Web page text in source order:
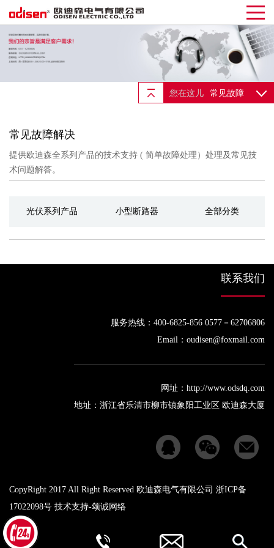
您在这儿 常见故障
常见故障解决
提供欧迪森全系列产品的技术支持 ( 简单故障处理）处理及常见技
术问题解答。
光伏系列产品 小型断路器 全部分类
联系我们
服务热线：400-6825-856 0577－62706806
Email：oudisen@foxmail.com
网址：http://www.odsdq.com
地址：浙江省乐清市柳市镇象阳工业区 欧迪森大厦
CopyRight 2017 All Right Reserved 欧迪森电气有限公司 浙ICP备
17022098号 技术支持-颂诚网络